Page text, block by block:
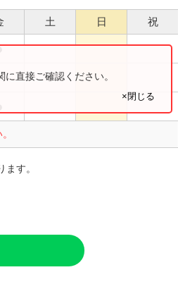
土 日 祝
●
直接ご確認ください。
×閉じる
す。